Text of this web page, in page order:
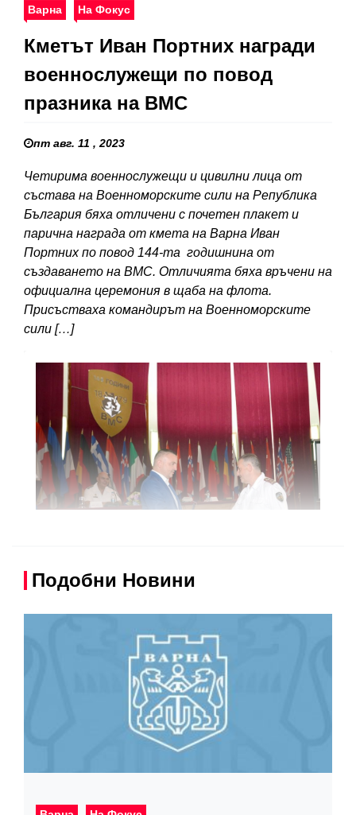
Варна На Фокус
Кметът Иван Портних награди
военнослужещи по повод
празника на ВМС
пт авг. 11 , 2023
Четирима военнослужещи и цивилни лица от
състава на Военноморските сили на Република
България бяха отличени с почетен плакет и
парична награда от кмета на Варна Иван
Портних по повод 144-та годишнина от
създаването на ВМС. Отличията бяха връчени на
официална церемония в щаба на флота.
Присъстваха командирът на Военноморските
сили […]
Подобни Новини